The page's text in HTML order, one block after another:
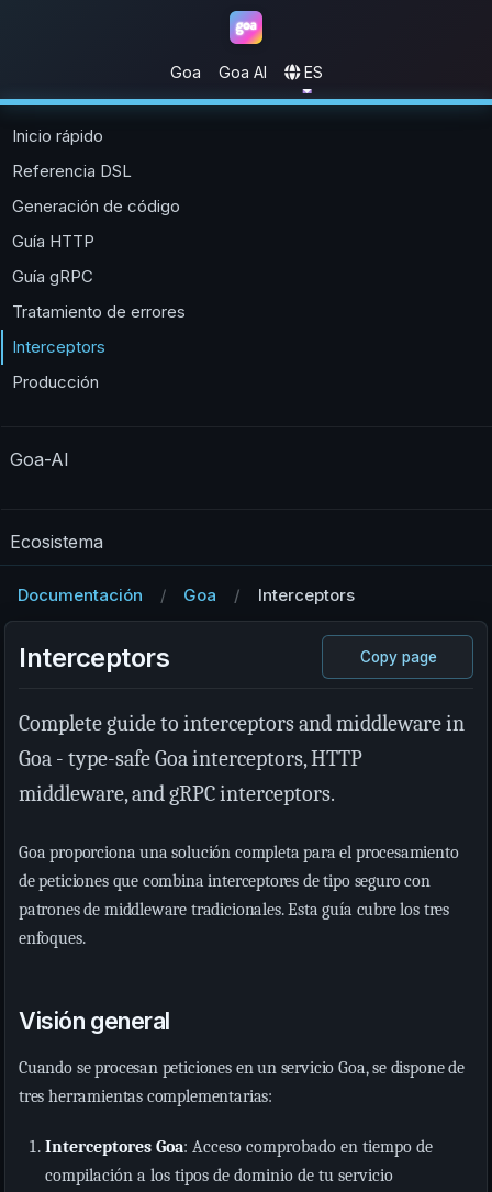
Goa Goa AI ES
Inicio rápido
Referencia DSL
Generación de código
Guía HTTP
Guía gRPC
Tratamiento de errores
Interceptors
Producción
Goa-AI
Ecosistema
Documentación Goa Interceptors
Interceptors Copy page
Complete guide to interceptors and middleware in
Goa - type-safe Goa interceptors, HTTP
middleware, and gRPC interceptors.
Goa proporciona una solución completa para el procesamiento
de peticiones que combina interceptores de tipo seguro con
patrones de middleware tradicionales. Esta guía cubre los tres
enfoques.
Visión general
Cuando se procesan peticiones en un servicio Goa, se dispone de
tres herramientas complementarias:
Interceptores Goa: Acceso comprobado en tiempo de
compilación a los tipos de dominio de tu servicio